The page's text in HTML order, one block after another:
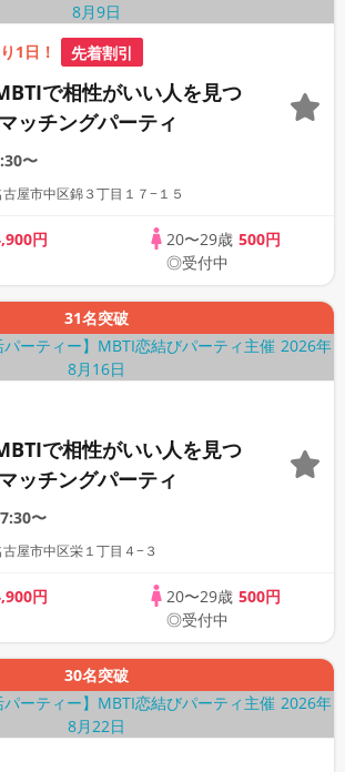
1日！ 先着割引
で相性がいい人を見つ
ッチングパーティ
〜
屋市中区錦３丁目１７−１５
円
20〜29歳 500円
◎受付中
31名突破
で相性がいい人を見つ
ッチングパーティ
〜
屋市中区栄１丁目４−３
円
20〜29歳 500円
◎受付中
30名突破